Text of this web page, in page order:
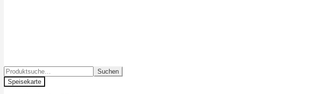
Suchen
nach:
Suchen
Speisekarte